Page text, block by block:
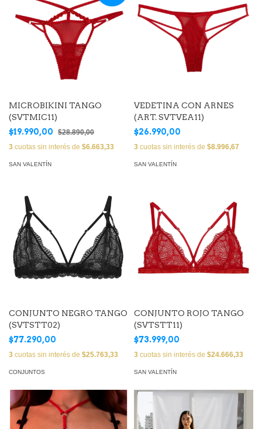
MICROBIKINI TANGO
(SVTMIC11)
$19.990,00
$28.890,00
3 cuotas sin interés de $6.663,33
SAN VALENTÍN
VEDETINA CON ARNES
(ART. SVTVEA11)
$26.990,00
3 cuotas sin interés de $8.996,67
SAN VALENTÍN
CONJUNTO NEGRO TANGO
(SVTSTT02)
$77.290,00
3 cuotas sin interés de $25.763,33
CONJUNTOS
CONJUNTO ROJO TANGO
(SVTSTT11)
$73.999,00
3 cuotas sin interés de $24.666,33
SAN VALENTÍN